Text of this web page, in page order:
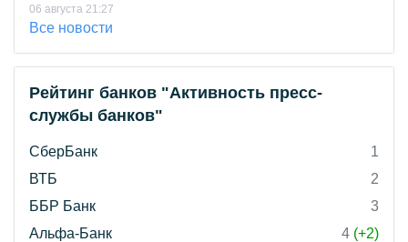
06 августа 21:27
Все новости
Рейтинг банков "Активность пресс-
службы банков"
СберБанк
1
ВТБ
2
ББР Банк
3
Альфа-Банк
4 (+2)